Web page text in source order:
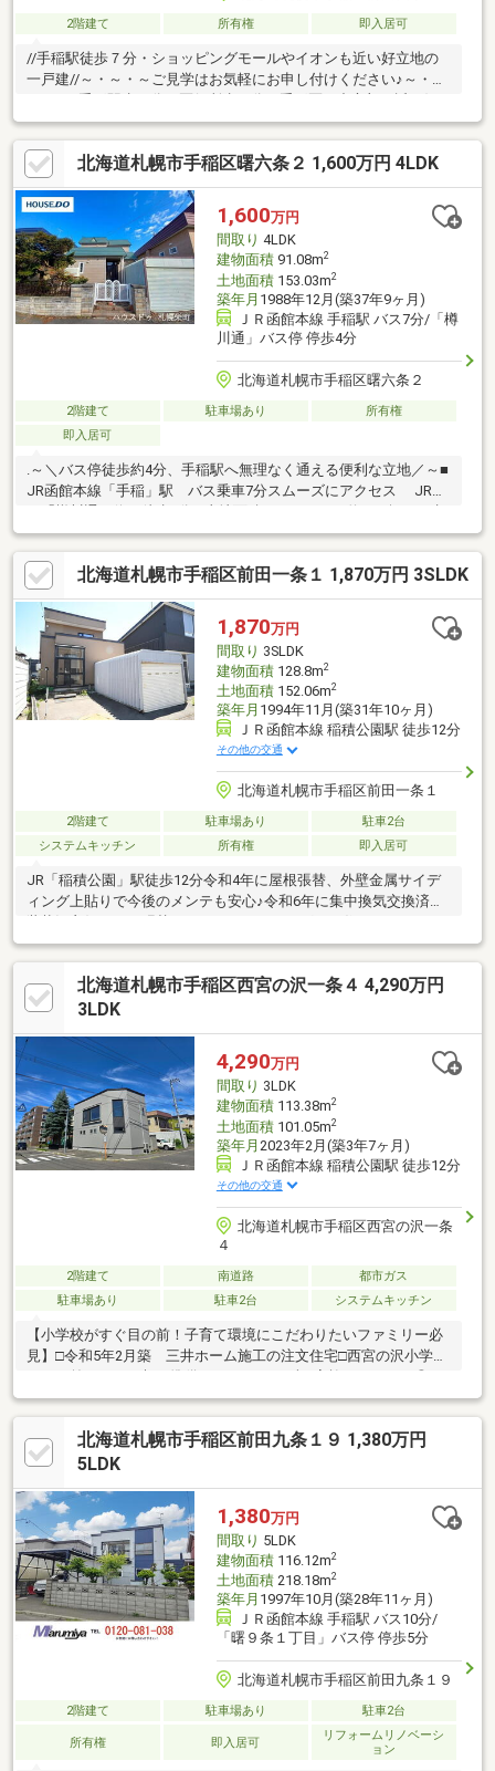
2階建て 所有権 即入居可
//手稲駅徒歩７分・ショッピングモールやイオンも近い好立地の
一戸建//～・～・～ご見学はお気軽にお申し付けください♪～・
立地♪■イオンや鉄北SC（生鮮市場・サツドラ・コメダ珈琲他）な
ど周辺施設充実♪■敷地南西向きで日当り良好・舗装スペースと庭
付♪■前面幅10.9ｍ公道・向かいは駐車場・斜め向かいに公園♪■内
装きれい・水回り設備や窓サッシも交換歴あり♪■窓が大きく明る
いリビングにエアコン付き♪■２階は三角屋根の小屋裏を利用した
17.5帖の広々空間♪■２階小屋裏の大きな物入や１階階段下収納・
クローゼットあり収納豊富♪
北海道札幌市手稲区曙六条２ 1,600万円 4LDK
1,600万円
間取り 4LDK
建物面積91.08m2
土地面積153.03m2
築年月 1988年12月(築37年9ヶ月)
ＪＲ函館本線 手稲駅 バス7分/「樽
川通」バス停 停歩4分
北海道札幌市手稲区曙六条２
2階建て 駐車場あり
所有権
即入居可
.～＼バス停徒歩約4分、手稲駅へ無理なく通える便利な立地／～■
JR函館本線「手稲」駅 バス乗車7分スムーズにアクセス JRバ
物面積：91.08㎡（約27.6坪）の4LDK！■ 間口■ 公園が身近にあ
り、子どもも大人も安心して過ごせる住環境■ 和室二部屋あり、
くつろぎと使い勝手を両立した間取り■ 北海道科学大学高等学
校・北海道科学大学が徒歩圏内！■ 車で15分と20分の距離にスー
パーがあり、買い物先を選べる便利さお気軽にお問い合わせくだ
さい♪
北海道札幌市手稲区前田一条１ 1,870万円 3SLDK
1,870万円
間取り 3SLDK
建物面積128.8m2
土地面積152.06m2
築年月 1994年11月(築31年10ヶ月)
ＪＲ函館本線 稲積公園駅 徒歩12分
その他の交通
北海道札幌市手稲区前田一条１
2階建て 駐車場あり
駐車2台
システムキッチン
所有権 即入居可
JR「稲積公園」駅徒歩12分令和4年に屋根張替、外壁金属サイデ
ィング上貼りで今後のメンテも安心♪令和6年に集中換気交換済内
車庫+カースペースで駐車2台可能（車種による）車庫高さ約1.85
ｍで余裕の高さLDK広々約21帖キッチンがリビングから見えにく
く気楽1階和室は8帖もあります2階に広々サービスルーム間仕切
りして居室に変更して4LDKも可能（費用別途）全居室6帖以上！2
焚き付新発寒小学校徒歩7分・TRIAL smart新発寒店徒歩9分♪
北海道札幌市手稲区西宮の沢一条４ 4,290万円
3LDK
4,290万円
間取り 3LDK
建物面積113.38m2
土地面積101.05m2
築年月 2023年2月(築3年7ヶ月)
ＪＲ函館本線 稲積公園駅 徒歩12分
その他の交通
北海道札幌市手稲区西宮の沢一条
４
2階建て 南道路
都市ガス
駐車場あり
駐車2台 システムキッチン
【小学校がすぐ目の前！子育て環境にこだわりたいファミリー必
見】□令和5年2月築 三井ホーム施工の注文住宅□西宮の沢小学校
学校周辺は人通りや見守りの目が多く、安心して子育てができま
す。□駐車場2台可能（車種による）／カーポート付□優れた高気
密・高断熱性能により、外の音も気になりにくく静かな室内環境
□南西・南の2面採光で陽当り・通風良好□過ごしやすさを追求し
に変更可能な設計
北海道札幌市手稲区前田九条１９ 1,380万円
5LDK
1,380万円
間取り 5LDK
建物面積116.12m2
土地面積218.18m2
築年月 1997年10月(築28年11ヶ月)
ＪＲ函館本線 手稲駅 バス10分/
「曙９条１丁目」バス停 停歩5分
北海道札幌市手稲区前田九条１９
2階建て 駐車場あり 駐車2台
所有権 即入居可
リフォームリノベーシ
ョン